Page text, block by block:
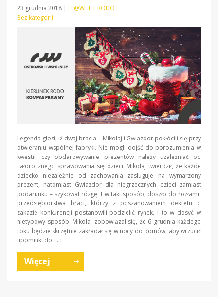
23 grudnia 2018 | I L@W IT + RODO
Bez kategorii
Legenda głosi, iż dwaj bracia – Mikołaj i Gwiazdor pokłócili się przy
otwieraniu wspólnej fabryki. Nie mogli dojść do porozumienia w
kwestii, czy obdarowywanie prezentów należy uzależniać od
całorocznego sprawowania się dzieci. Mikołaj twierdził, że każde
dziecko niezależnie od zachowania zasługuje na wymarzony
prezent, natomiast Gwiazdor dla niegrzecznych dzieci zamiast
podarunku – szykował rózgę. I w taki sposób, doszło do rozłamu
przedsiębiorstwa braci, którzy z poszanowaniem dekretu o
zakazie konkurencji postanowili podzielić rynek. I to w dosyć w
nietypowy sposób. Mikołaj zobowiązał się, że 6 grudnia każdego
roku będzie skrzętnie zakradał się w nocy do domów, aby wrzucić
upominki do […]
Więcej